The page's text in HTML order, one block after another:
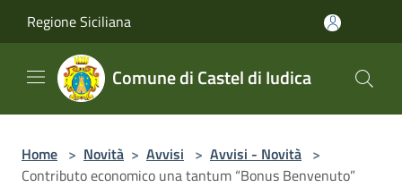
Regione Siciliana
Comune di Castel di Iudica
Home > Novità > Avvisi > Avvisi - Novità >
Contributo economico una tantum “Bonus Benvenuto”